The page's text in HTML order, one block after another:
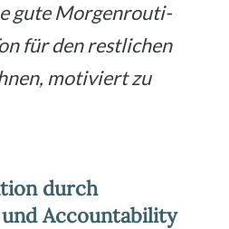
gute Mor­gen­rou­ti­
für den rest­li­chen
moti­viert zu
durch
Accountability